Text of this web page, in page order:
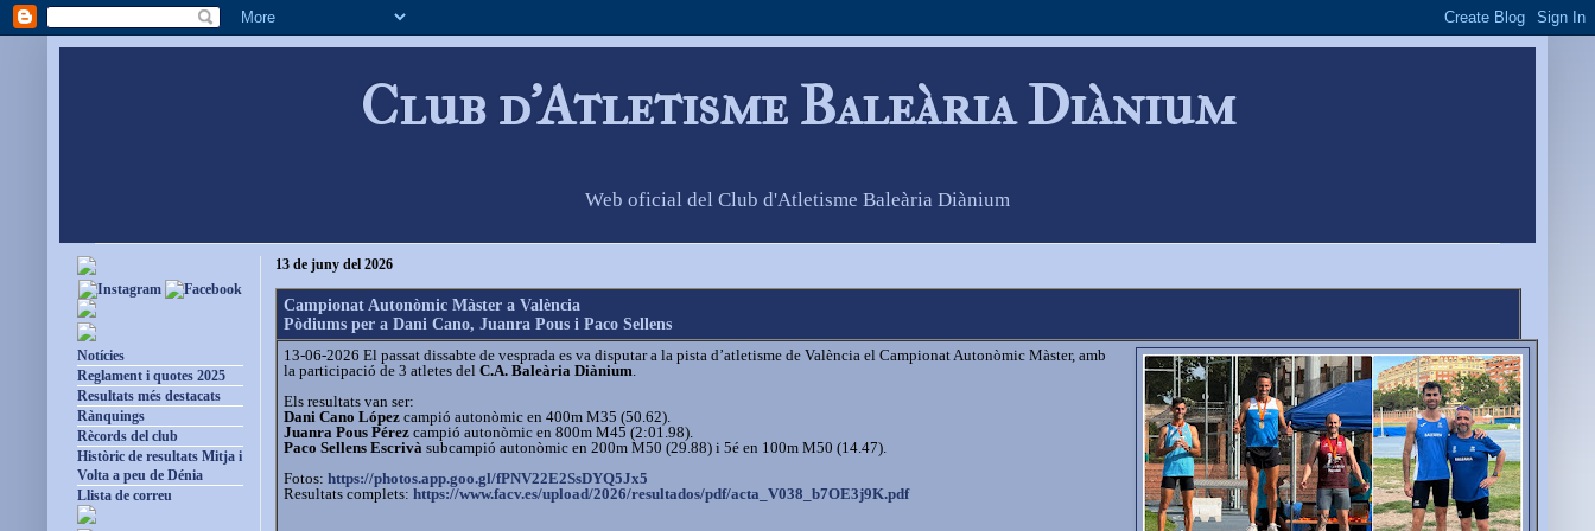
Club d'Atletisme Baleària Diànium
Web oficial del Club d'Atletisme Baleària Diànium
13 de juny del 2026
Campionat Autonòmic Màster a València
Pòdiums per a Dani Cano, Juanra Pous i Paco Sellens
13-06-2026 El passat dissabte de vesprada es va disputar a la pista d’atletisme de València el Campionat Autonòmic Màster, amb
la participació de 3 atletes del C.A. Baleària Diànium
Els resultats van ser:
Dani Cano López campió autonòmic en 400m M35 (50.62).
Juanra Pous Pérez campió autonòmic en 800m M45 (2:01.98).
Paco Sellens Escrivà subcampió autonòmic en 200m M50 (29.88) i 5é en 100m M50 (14.47).
Fotos: https://photos.app.goo.gl/fPNV22E2SsDYQ5Jx5
Resultats complets: https://www.facv.es/upload/2026/resultados/pdf/acta_V038_ b7OE3j9K.pdf
Notícies
Reglament i quotes 2025
Resultats més destacats
Rànquings
Rècords del club
Històric de resultats Mitja i
Volta a peu de Dénia
Llista de correu